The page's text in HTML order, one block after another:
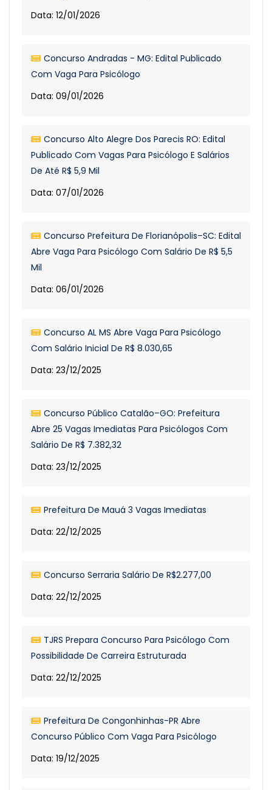
Data: 12/01/2026
Concurso Andradas - MG: Edital Publicado
Com Vaga Para Psicólogo
Data: 09/01/2026
Concurso Alto Alegre Dos Parecis RO: Edital
Publicado Com Vagas Para Psicólogo E Salários
De Até R$ 5,9 Mil
Data: 07/01/2026
Concurso Prefeitura De Florianópolis–SC: Edital
Abre Vaga Para Psicólogo Com Salário De R$ 5,5
Mil
Data: 06/01/2026
Concurso AL MS Abre Vaga Para Psicólogo
Com Salário Inicial De R$ 8.030,65
Data: 23/12/2025
Concurso Público Catalão–GO: Prefeitura
Abre 25 Vagas Imediatas Para Psicólogos Com
Salário De R$ 7.382,32
Data: 23/12/2025
Prefeitura De Mauá 3 Vagas Imediatas
Data: 22/12/2025
Concurso Serraria Salário De R$2.277,00
Data: 22/12/2025
TJRS Prepara Concurso Para Psicólogo Com
Possibilidade De Carreira Estruturada
Data: 22/12/2025
Prefeitura De Congonhinhas-PR Abre
Concurso Público Com Vaga Para Psicólogo
Data: 19/12/2025